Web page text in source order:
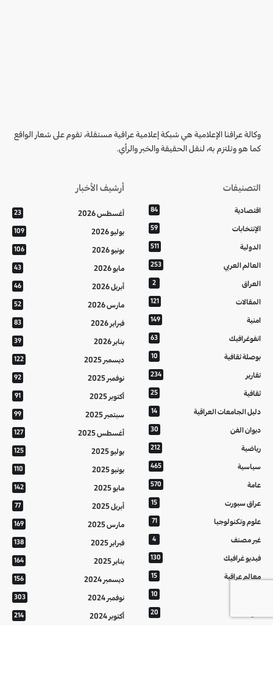
وكالة عراقنا الإعلامية هي شبكة إعلامية عراقية مستقلة، تقوم على شعار الواقع
كما هو وتلتزم به، لنقل الحقيقة والخبر والرأي.
التصنيفات
اقتصادية 84
الإنتخابات 59
الدولية 511
العالم العربي 253
العراق 2
المقالات 121
امنية 149
انفوغرافيك 63
بوصلة ثقافية 10
تقارير 234
ثقافية 25
دليل الجامعات العراقية 14
ديوان الفن 30
رياضية 212
سياسية 465
عامة 570
عراق سبورت 15
علوم وتكنولوجيا 71
غير مصنف 4
فيديو غرافيك 130
معالم عراقية 15
10
20
أرشيف الأخبار
أغسطس 2026 23
يوليو 2026 109
يونيو 2026 106
مايو 2026 43
أبريل 2026 46
مارس 2026 52
فبراير 2026 83
يناير 2026 39
ديسمبر 2025 122
نوفمبر 2025 92
أكتوبر 2025 91
سبتمبر 2025 99
أغسطس 2025 127
يوليو 2025 125
يونيو 2025 110
مايو 2025 142
أبريل 2025 77
مارس 2025 169
فبراير 2025 138
يناير 2025 164
ديسمبر 2024 156
نوفمبر 2024 303
أكتوبر 2024 214